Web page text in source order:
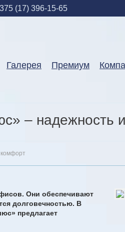
(17) 396-15-65
Галерея Премиум
– надежность
Они обеспечивают
долговечностью. В
предлагает